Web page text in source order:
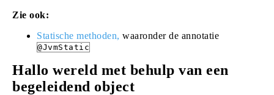
Zie ook:
Statische methoden, waaronder de annotatie
@JvmStatic
Hallo wereld met behulp van een
begeleidend object